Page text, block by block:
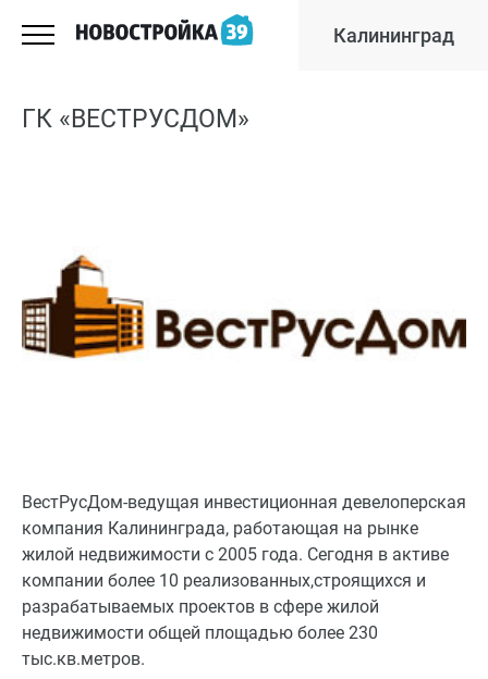
Калининград
ГК «ВЕСТРУСДОМ»
ВестРусДом-ведущая инвестиционная девелоперская
компания Калининграда, работающая на рынке
жилой недвижимости с 2005 года. Сегодня в активе
компании более 10 реализованных,строящихся и
разрабатываемых проектов в сфере жилой
недвижимости общей площадью более 230
тыс.кв.метров.